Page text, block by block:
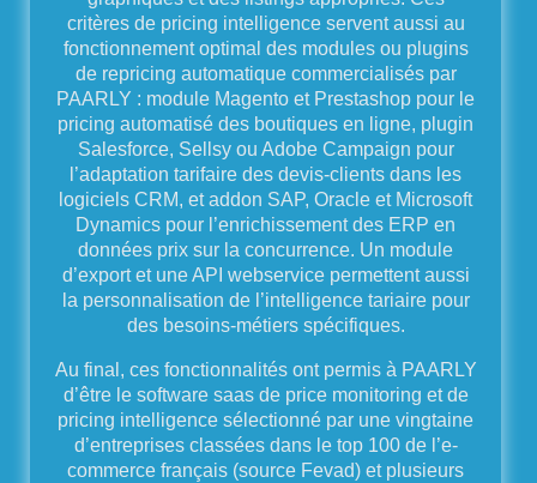
critères de pricing intelligence servent aussi au
fonctionnement optimal des modules ou plugins
de repricing automatique commercialisés par
PAARLY : module Magento et Prestashop pour le
pricing automatisé des boutiques en ligne, plugin
Salesforce, Sellsy ou Adobe Campaign pour
l’adaptation tarifaire des devis-clients dans les
logiciels CRM, et addon SAP, Oracle et Microsoft
Dynamics pour l’enrichissement des ERP en
données prix sur la concurrence. Un module
d’export et une API webservice permettent aussi
la personnalisation de l’intelligence tariaire pour
des besoins-métiers spécifiques.
Au final, ces fonctionnalités ont permis à PAARLY
d’être le software saas de price monitoring et de
pricing intelligence sélectionné par une vingtaine
d’entreprises classées dans le top 100 de l’e-
commerce français (source Fevad) et plusieurs